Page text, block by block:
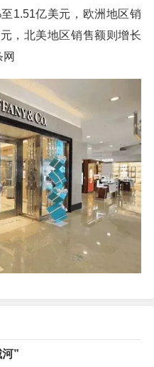
1.51亿美元，欧洲地区销
，北美地区销售额则增长
”